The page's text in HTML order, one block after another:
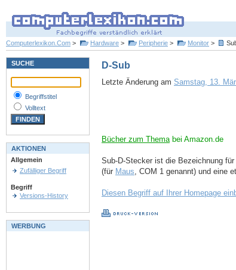
Computerlexikon.Com > Hardware > Peripherie > Monitor >
D-Sub
Letzte Änderung am Samstag, 13.
Bücher zum Themabei Amazon.de
Sub-D-Stecker ist die Bezeichnung
(für Maus, COM 1 genannt) und eine
Diesen Begriff auf Ihrer Homepage
SUCHE
Begriffstitel
Volltext
AKTIONEN
Allgemein
Zufälliger Begriff
Begriff
Versions-History
WERBUNG